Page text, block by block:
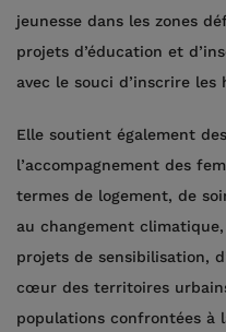
jeunesse dans les zones
projets d’éducation et
avec le souci d’inscrire
Elle soutient également
l’accompagnement des
termes de logement, de
au changement
projets de sensibilisation,
cœur des territoires
populations confrontées à